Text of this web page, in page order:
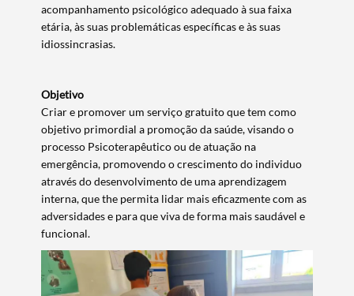
acompanhamento psicológico adequado à sua faixa
etária, às suas problemáticas específicas e às suas
idiossincrasias.
Objetivo
Criar e promover um serviço gratuito que tem como
objetivo primordial a promoção da saúde, visando o
processo Psicoterapêutico ou de atuação na
emergência, promovendo o crescimento do individuo
através do desenvolvimento de uma aprendizagem
interna, que the permita lidar mais eficazmente com as
adversidades e para que viva de forma mais saudável e
funcional.